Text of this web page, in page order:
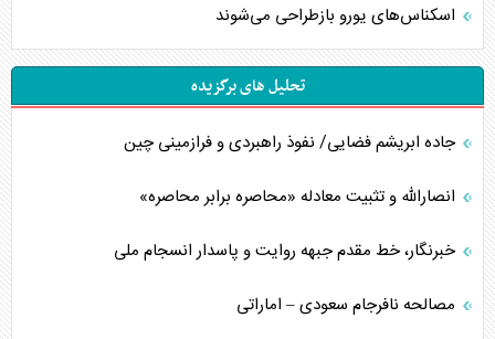
اسکناس‌های یورو بازطراحی می‌شوند
تحلیل های برگزیده
جاده ابریشم فضایی/ نفوذ راهبردی و فرازمینی چین
انصارالله و تثبیت معادله «محاصره برابر محاصره»
خبرنگار، خط مقدم جبهه روایت و پاسدار انسجام ملی
مصالحه نافرجام سعودی – اماراتی